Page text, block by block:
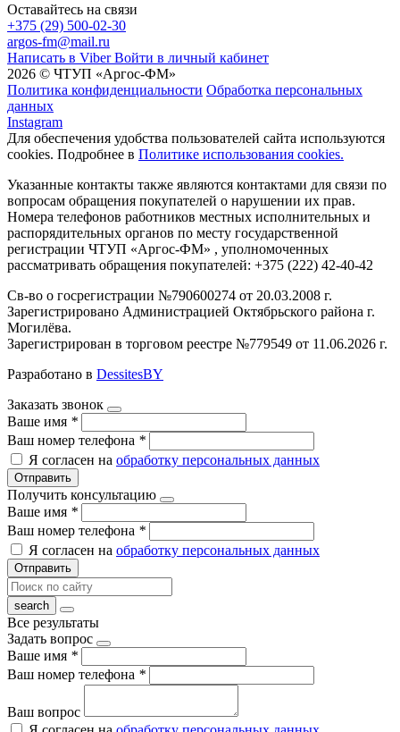
Оставайтесь на связи
+375 (29) 500-02-30
argos-fm@mail.ru
Написать в Viber Войти в личный кабинет
2026 © ЧТУП «Аргос-ФМ»
Политика конфиденциальности Обработка персональных
данных
Instagram
Для обеспечения удобства пользователей сайта используются
cookies. Подробнее в Политике использования cookies.
Указанные контакты также являются контактами для связи по
вопросам обращения покупателей о нарушении их прав.
Номера телефонов работников местных исполнительных и
распорядительных органов по месту государственной
регистрации ЧТУП «Аргос-ФМ» , уполномоченных
рассматривать обращения покупателей: +375 (222) 42-40-42
Св-во о госрегистрации №790600274 от 20.03.2008 г.
Зарегистрировано Администрацией Октябрьского района г.
Могилёва.
Зарегистрирован в торговом реестре №779549 от 11.06.2026 г.
Разработано в DessitesBY
Заказать звонок
Ваше имя *
Ваш номер телефона *
Я согласен на обработку персональных данных
Отправить
Получить консультацию
Ваше имя *
Ваш номер телефона *
Я согласен на обработку персональных данных
Отправить
Все результаты
Задать вопрос
Ваше имя *
Ваш номер телефона *
Ваш вопрос